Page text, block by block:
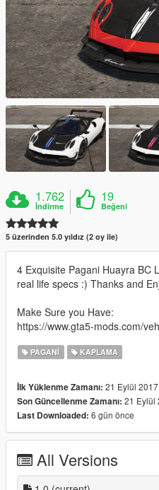
1.762
İndirme
19
Beğeni
5 üzerinden 5.0 yıldız (2 oy ile)
4 Exquisite Pagani Huayra BC
real life specs :) Thanks and
Make Sure you Have:
https://www.gta5-mods.com/
PAGANI KAPLAMA
İlk Yüklenme Zamanı: 21 Eylül
Son Güncellenme Zamanı: 21 Eylül
Last Downloaded: 6 gün önce
All Versions